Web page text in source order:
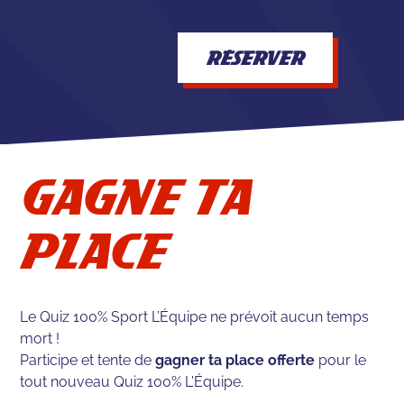
RÉSERVER
GAGNE TA
PLACE
Le Quiz 100% Sport L’Équipe ne prévoit aucun temps
mort !
Participe et tente degagner ta place offerte pour le
tout nouveau Quiz 100% L'Équipe.